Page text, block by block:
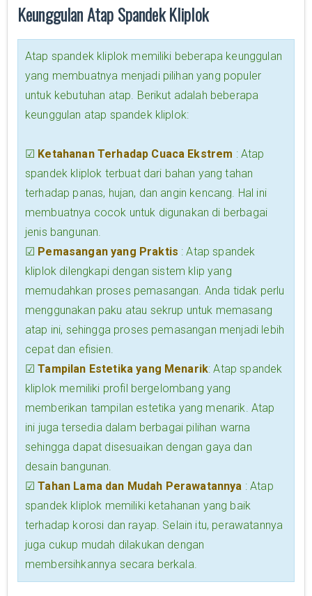
Keunggulan Atap Spandek Kliplok
Atap spandek kliplok memiliki beberapa keunggulan
yang membuatnya menjadi pilihan yang populer
untuk kebutuhan atap. Berikut adalah beberapa
keunggulan atap spandek kliplok:
☑ Ketahanan Terhadap Cuaca Ekstrem : Atap
spandek kliplok terbuat dari bahan yang tahan
terhadap panas, hujan, dan angin kencang. Hal ini
membuatnya cocok untuk digunakan di berbagai
jenis bangunan.
☑ Pemasangan yang Praktis : Atap spandek
kliplok dilengkapi dengan sistem klip yang
memudahkan proses pemasangan. Anda tidak perlu
menggunakan paku atau sekrup untuk memasang
atap ini, sehingga proses pemasangan menjadi lebih
cepat dan efisien.
☑Tampilan Estetika yang Menarik: Atap spandek
kliplok memiliki profil bergelombang yang
memberikan tampilan estetika yang menarik. Atap
ini juga tersedia dalam berbagai pilihan warna
sehingga dapat disesuaikan dengan gaya dan
desain bangunan.
☑Tahan Lama dan Mudah Perawatannya : Atap
spandek kliplok memiliki ketahanan yang baik
terhadap korosi dan rayap. Selain itu, perawatannya
juga cukup mudah dilakukan dengan
membersihkannya secara berkala.